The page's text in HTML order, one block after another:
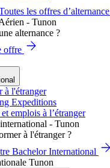
les offres d’alternance
alternance ?
offre
à l'étranger
Expeditions
et emplois à l’étranger
à l'étranger ?
Bachelor International
Tunon